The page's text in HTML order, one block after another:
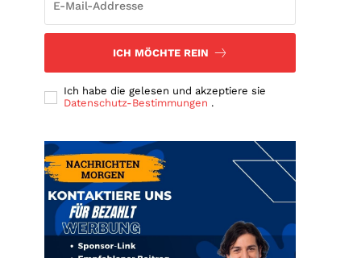
ICH MÖCHTE REIN
Ich habe die gelesen und akzeptiere sie
Datenschutz-Bestimmungen .